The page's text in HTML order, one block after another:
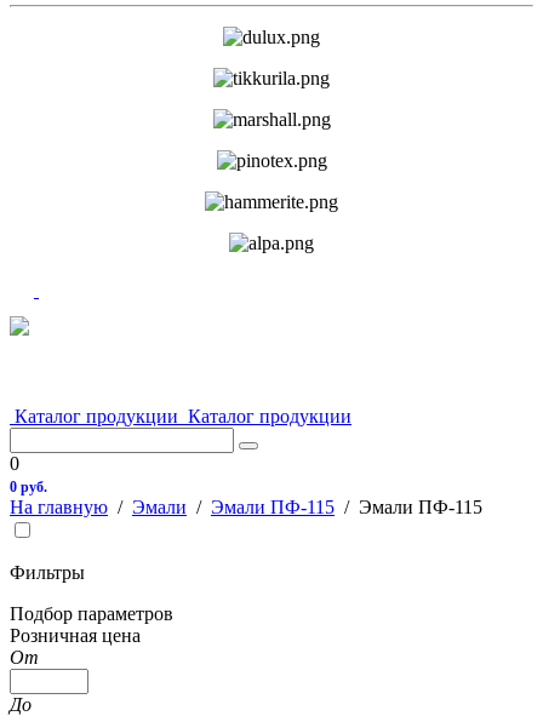
Каталог продукции Каталог продукции
0
0 руб.
На главную / Эмали / Эмали ПФ-115 / Эмали ПФ-115
Фильтры
Подбор параметров
Розничная цена
От
До